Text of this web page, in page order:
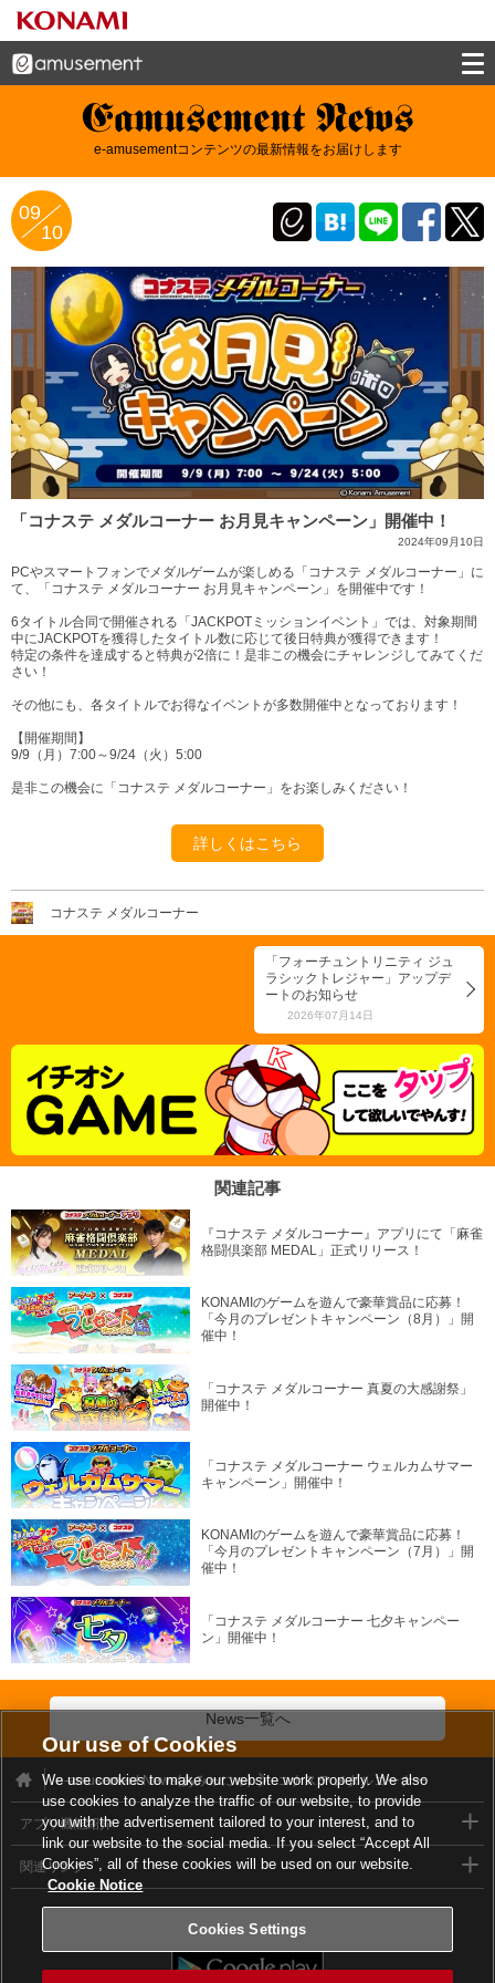
e-amusement news - イーアミューズメン
e-amusementコンテンツの最新情報をお届けします
09
10
「コナステ メダルコーナー お月見キャンペーン」開催中！
2024年09月10日
PCやスマートフォンでメダルゲームが楽しめる「コナステ メダルコーナー」に
て、「コナステ メダルコーナー お月見キャンペーン」を開催中です！
6タイトル合同で開催される「JACKPOTミッションイベント」では、対象期間
中にJACKPOTを獲得したタイトル数に応じて後日特典が獲得できます！
特定の条件を達成すると特典が2倍に！是非この機会にチャレンジしてみてくだ
さい！
その他にも、各タイトルでお得なイベントが多数開催中となっております！
【開催期間】
9/9（月）7:00～9/24（火）5:00
是非この機会に「コナステ メダルコーナー」をお楽しみください！
詳しくはこちら
コナステ メダルコーナー
「フォーチュントリニティ ジュ
ラシックトレジャー」アップデ
ートのお知らせ
2026年07月14日
関連記事
『コナステ メダルコーナー』アプリにて「麻雀
格闘倶楽部 MEDAL」正式リリース！
KONAMIのゲームを遊んで豪華賞品に応募！
「今月のプレゼントキャンペーン（8月）」開
催中！
「コナステ メダルコーナー 真夏の大感謝祭」
開催中！
「コナステ メダルコーナー ウェルカムサマー
キャンペーン」開催中！
KONAMIのゲームを遊んで豪華賞品に応募！
「今月のプレゼントキャンペーン（7月）」開
催中！
「コナステ メダルコーナー 七夕キャンペー
ン」開催中！
News一覧へ
e-amusement News(あみゅにゅ) コナステ メダルコーナー
アプリ機能紹介
関連リンク
Our use of Cookies
We use cookies to make our website work properly. We also
use cookies to analyze the traffic of our website, to provide
you with the advertisement tailored to your interest, and to
link our website to the social media. If you select “Accept All
Cookies”, all of these cookies will be used on our website.
Cookie Notice
Cookies Settings